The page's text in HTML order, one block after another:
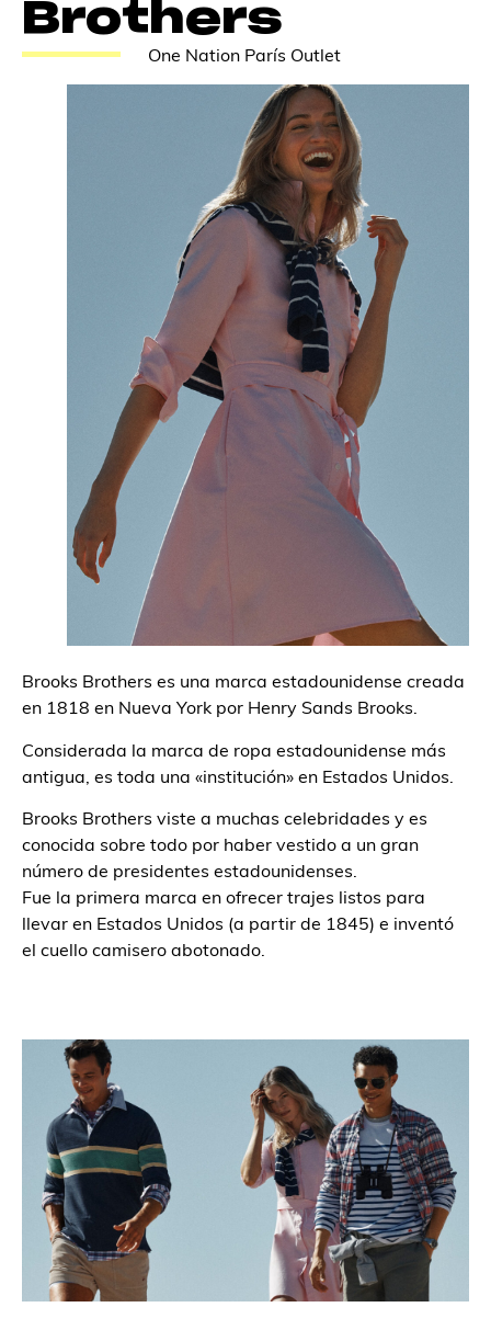
Brothers
One Nation París Outlet
Brooks Brothers es una marca estadounidense creada
en 1818 en Nueva York por Henry Sands Brooks.
Considerada la marca de ropa estadounidense más
antigua, es toda una «institución» en Estados Unidos.
Brooks Brothers viste a muchas celebridades y es
conocida sobre todo por haber vestido a un gran
número de presidentes estadounidenses.
Fue la primera marca en ofrecer trajes listos para
llevar en Estados Unidos (a partir de 1845) e inventó
el cuello camisero abotonado.